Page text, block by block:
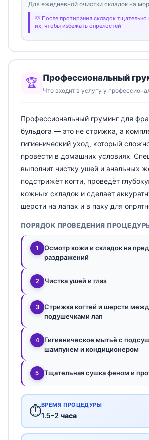
Для ежедневной очистки складок на
После протирания складок тщательно
их, чтобы избежать опрелостей
🏆 Профессиональный
Что входит в услугу у
Профессиональный груминг для
бульдога — это не стрижка, а
гигиенический уход, который
провести в домашних условиях.
выполнит чистку ушей и анальных
подстрижёт когти, проведёт
кожных складок и сделает
шерсти на лапах и в паху для
ПОРЯДОК ПРОВЕДЕНИЯ
1
Осмотр кожи и складок на
раздражений
2 Чистка ушей и глаз
3
Стрижка когтей и шерсти
подушечками лап
4
Гигиеническое мытьё с
шампунем и кондиционером
5 Тщательная сушка феном и
⏱️ВРЕМЯ ПРОЦЕДУРЫ
1.5-2 часа